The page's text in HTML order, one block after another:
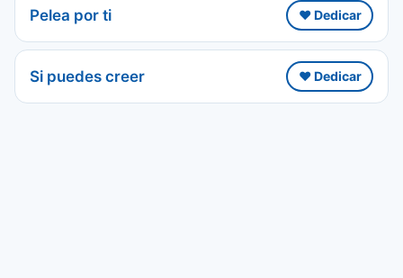
Pelea por ti ❤️ Dedicar
Si puedes creer ❤️ Dedicar